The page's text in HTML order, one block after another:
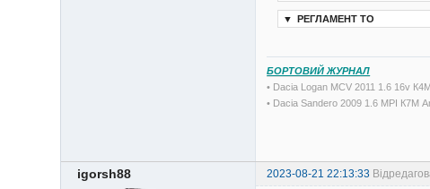
▼ РЕГЛАМЕНТ ТО
БОРТОВИЙ ЖУРНАЛ
• Dacia Logan MCV 2011 1.6 16v
• Dacia Sandero 2009 1.6 MPI К7М
igorsh88 2023-08-21 22:13:33